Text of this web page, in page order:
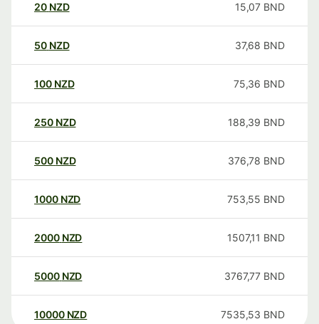
20 NZD 15,07 BND
50 NZD 37,68 BND
100 NZD 75,36 BND
250 NZD 188,39 BND
500 NZD 376,78 BND
1000 NZD 753,55 BND
2000 NZD 1507,11 BND
5000 NZD 3767,77 BND
10000 NZD 7535,53 BND